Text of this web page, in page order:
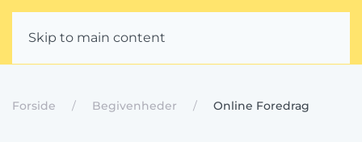
Skip to main content
Forside Begivenheder Online Foredrag